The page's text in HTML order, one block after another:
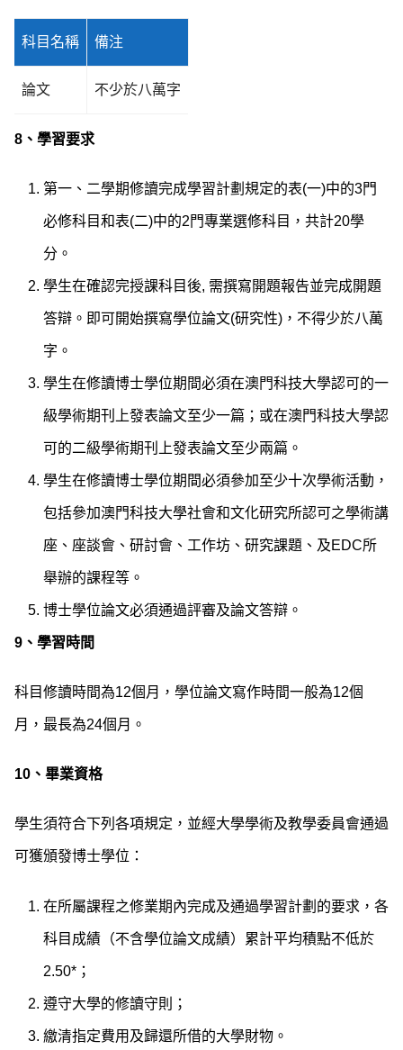
科目名稱 備注
論文 不少於八萬字
8、 學習要求
第一、二學期修讀完成學習計劃規定的表(一)中的3門
必修科目和表(二)中的2門專業選修科目，共計20學
分。
學生在確認完授課科目後, 需撰寫開題報告並完成開題
答辯。即可開始撰寫學位論文(研究性)，不得少於八萬
字。
學生在修讀博士學位期間必須在澳門科技大學認可的一
級學術期刊上發表論文至少一篇；或在澳門科技大學認
可的二級學術期刊上發表論文至少兩篇。
學生在修讀博士學位期間必須參加至少十次學術活動，
包括參加澳門科技大學社會和文化研究所認可之學術講
座、座談會、研討會、工作坊、研究課題、及EDC所
舉辦的課程等。
博士學位論文必須通過評審及論文答辯。
9、 學習時間
科目修讀時間為12個月，學位論文寫作時間一般為12個
月，最長為24個月。
10、畢業資格
學生須符合下列各項規定，並經大學學術及教學委員會通過
可獲頒發博士學位：
在所屬課程之修業期內完成及通過學習計劃的要求，各
科目成績（不含學位論文成績）累計平均積點不低於
2.50*；
遵守大學的修讀守則；
繳清指定費用及歸還所借的大學財物。